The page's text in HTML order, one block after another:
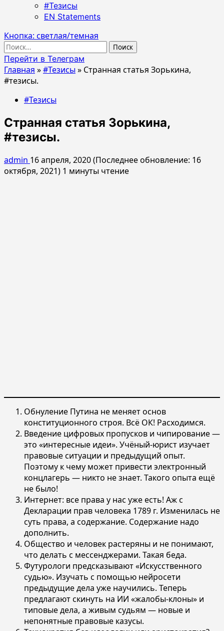
#Тезисы
EN Statements
Кнопка: светлая/темная
Найти:
Перейти в Телеграм
Главная »#Тезисы » Странная статья Зорькина,
#тезисы.
#Тезисы
Странная статья Зорькина,
#тезисы.
admin 16 апреля, 2020 (Последнее обновление: 16
октября, 2021) 1 минуты чтение
Обнуление Путина не меняет основ
конституционного строя. Всё ОК! Расходимся.
Введение цифровых пропусков и чипирование —
это «интересные идеи». Учёный-юрист изучает
правовые ситуации и предыдущий опыт.
Поэтому к чему может привести электронный
концлагерь — никто не знает. Такого опыта ещё
не было!
Интернет: все права у нас уже есть! Аж с
Декларации прав человека 1789 г. Изменилась не
суть права, а содержание. Содержание надо
дополнить.
Общество и человек растеряны и не понимают,
что делать с мессенджерами. Такая беда.
Футурологи предсказывают «Искусственного
судью». Изучать с помощью нейросети
предыдущие дела уже научились. Теперь
предлагают скинуть на ИИ «жалобы-клоны» и
типовые дела, а живым судьям — новые и
непонятные правовые казусы.